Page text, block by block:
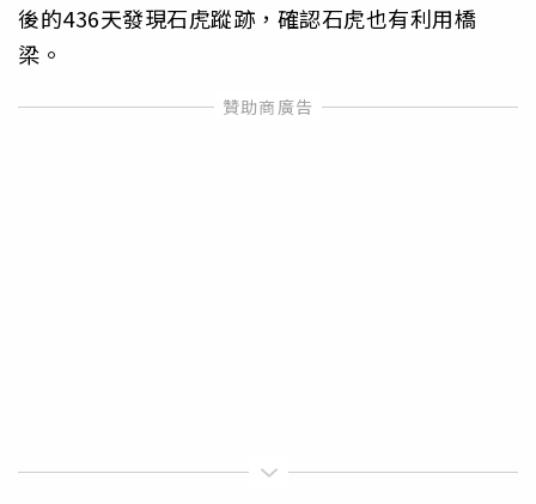
後的436天發現石虎蹤跡，確認石虎也有利用橋
梁。